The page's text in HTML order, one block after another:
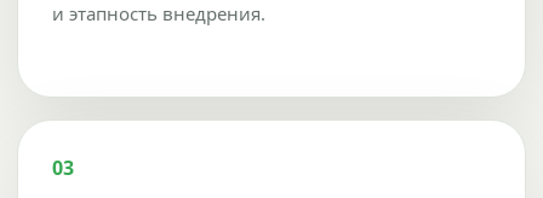
и этапность внедрения.
03